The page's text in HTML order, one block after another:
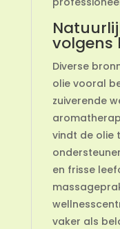
volgens
Diverse
olie vooral
zuiverende
vindt de olie
en frisse
vaker als